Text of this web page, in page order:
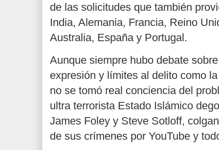
de las solicitudes que también
India, Alemania, Francia, Reino
Australia, España y Portugal.
Aunque siempre hubo debate
expresión y límites al delito como
no se tomó real conciencia del
ultra terrorista Estado Islámico
James Foley y Steve Sotloff,
de sus crímenes por YouTube y